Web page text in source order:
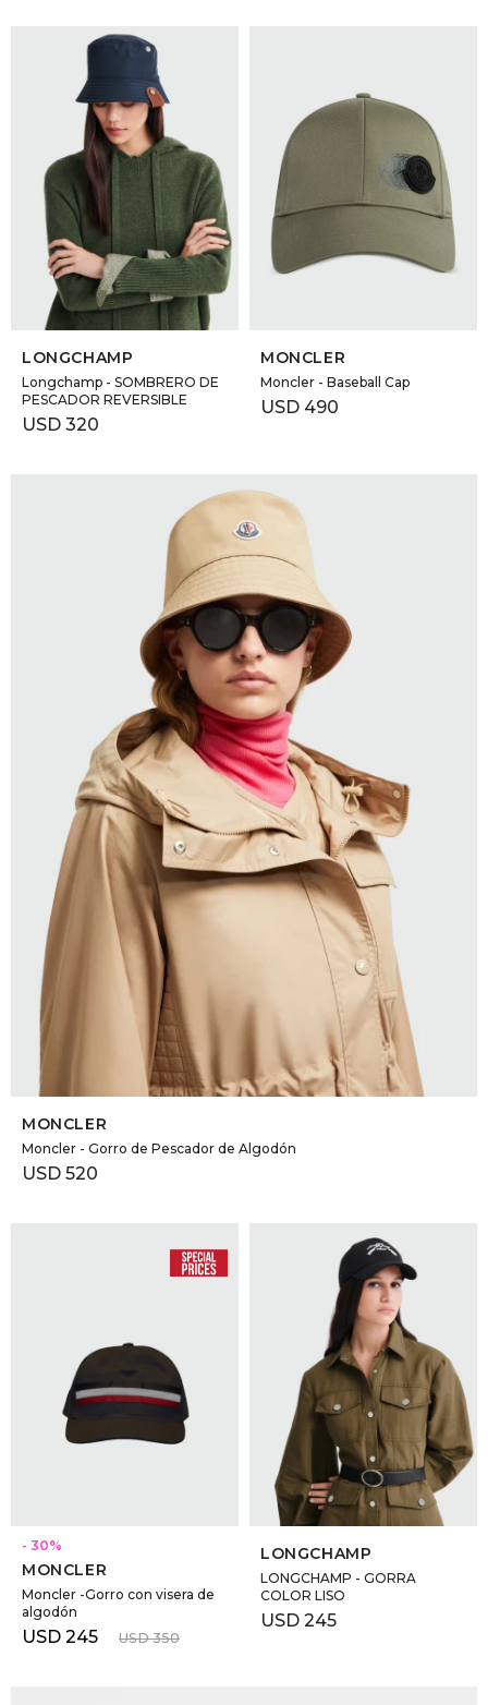
SELECCIONAR TALLE
LONGCHAMP
Longchamp - SOMBRERO DE
PESCADOR REVERSIBLE
USD 320
MONCLER
Moncler - Baseball Cap
USD 490
SELECCIONAR TALLE
MONCLER
Moncler - Gorro de Pescador de Algodón
USD 520
30
MONCLER
Moncler -Gorro con visera de
algodón
USD 245 USD 350
SELECCIONAR TALLE
LONGCHAMP
LONGCHAMP - GORRA
COLOR LISO
USD 245